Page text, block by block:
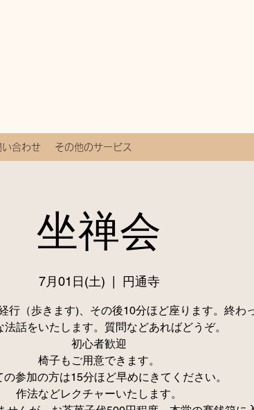
い合わせ その他のサービス
坐禅会
7月01日(土) 円通寺
行（歩きます)、その後10分ほど座ります。終わ
法話をいたします。質問などあればどうぞ。
初心者歓迎
椅子もご用意できます。
の参加の方は15分ほど早めにきてください。
作法などレクチャーいたします。